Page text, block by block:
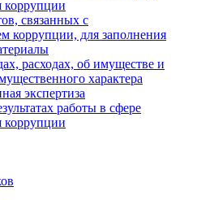
коррупции
связанных с
коррупции, для заполнения
расходах, об имуществе и
характера
экспертиза
работы в сфере
коррупции